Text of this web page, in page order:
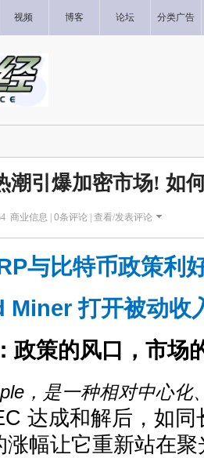
视频 博客 论坛 分类广告
潮引爆加密市场! 如
商业信息 | 0条评论 | 查看/发表评论
与比特币政策利
Miner 打开被动收
政策的风口，市场
，是一种相对中心
达成和解后，如同
涨幅让它重新站在